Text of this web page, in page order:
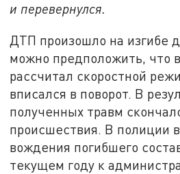
и перевернулся.
ДТП произошло на изгибе
можно предположить, что
рассчитал скоростной
вписался в поворот. В
полученных травм
происшествия. В полиции
вождения погибшего
текущем году к